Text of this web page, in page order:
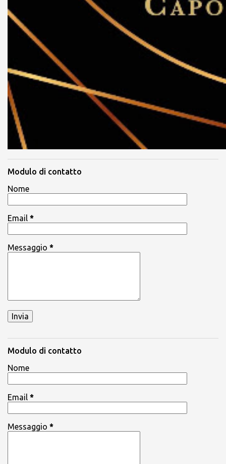
Modulo di contatto
Nome
Email *
Messaggio *
Modulo di contatto
Nome
Email *
Messaggio *